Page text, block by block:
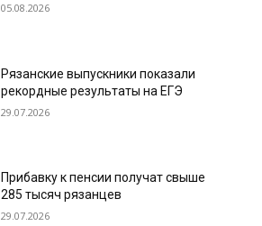
05.08.2026
Рязанские выпускники показали
рекордные результаты на ЕГЭ
29.07.2026
Прибавку к пенсии получат свыше
285 тысяч рязанцев
29.07.2026